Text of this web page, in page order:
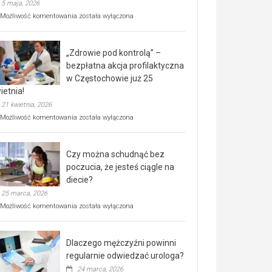
5 maja, 2026
Możliwość komentowania Rusza
rehabilitacji
dla
seniorów!
została wyłączona
„Zdrowie pod kontrolą” –
bezpłatna akcja profilaktyczna
w Częstochowie już 25
21 kwietnia, 2026
Możliwość komentowania „Zdrowie
bezpłatna
akcja
profilaktyczna
w
już
kwietnia!
została wyłączona
Czy można schudnąć bez
poczucia, że jesteś ciągle na
diecie?
25 marca, 2026
Możliwość komentowania Czy
poczucia,
że
została wyłączona
Dlaczego mężczyźni powinni
regularnie odwiedzać urologa?
24 marca, 2026